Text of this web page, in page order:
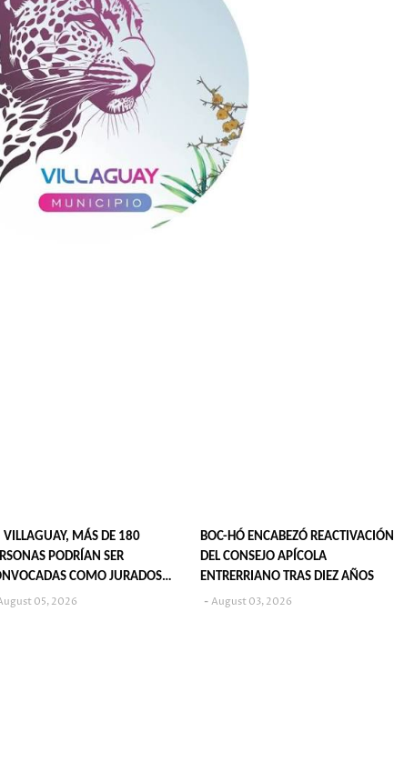
VILLAGUAY, MÁS DE 180
PODRÍAN SER
COMO JURADOS
EN 2027
05, 2026
BOC-HÓ ENCABEZÓ REACTIVACIÓN
DEL CONSEJO APÍCOLA
ENTRERRIANO TRAS DIEZ AÑOS
August 03, 2026